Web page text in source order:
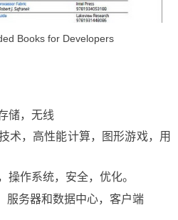
Books for Developers
储，无线
术，高性能计算，图形游戏，用
操作系统，安全，优化。
服务器和数据中心，客户端